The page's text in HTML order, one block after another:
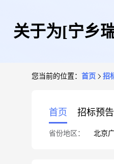
关于为[宁乡
您当前的位置： 首页 招
首页 招标预告
省份地区： 北京